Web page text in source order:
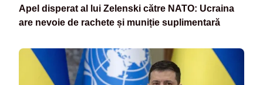
Apel disperat al lui Zelenski către NATO: Ucraina
are nevoie de rachete și muniție suplimentară